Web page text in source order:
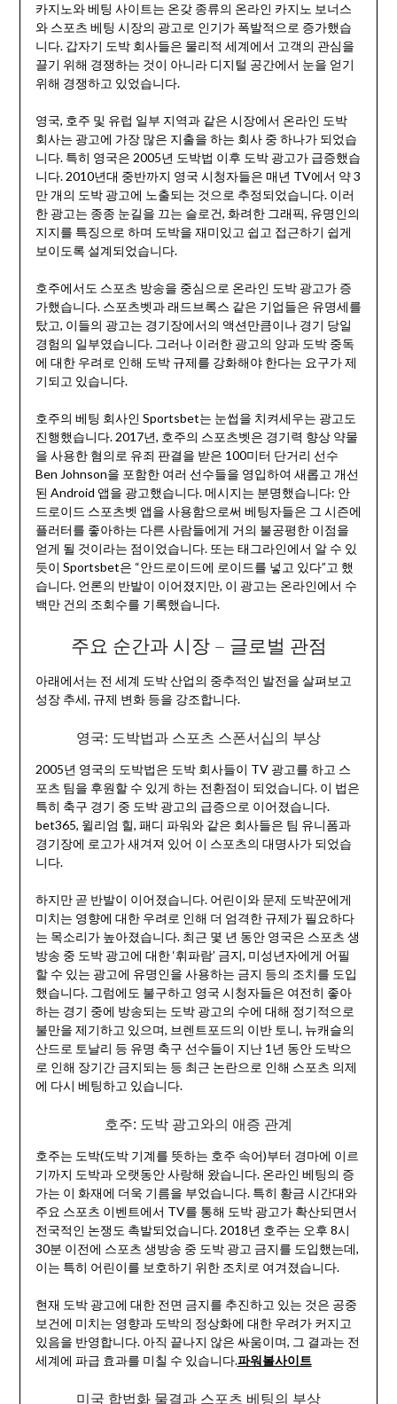
카지노와 베팅 사이트는 온갖 종류의 온라인 카지노 보너스
와 스포츠 베팅 시장의 광고로 인기가 폭발적으로 증가했습
니다. 갑자기 도박 회사들은 물리적 세계에서 고객의 관심을
끌기 위해 경쟁하는 것이 아니라 디지털 공간에서 눈을 얻기
위해 경쟁하고 있었습니다.
영국, 호주 및 유럽 일부 지역과 같은 시장에서 온라인 도박
회사는 광고에 가장 많은 지출을 하는 회사 중 하나가 되었습
니다. 특히 영국은 2005년 도박법 이후 도박 광고가 급증했습
니다. 2010년대 중반까지 영국 시청자들은 매년 TV에서 약 3
만 개의 도박 광고에 노출되는 것으로 추정되었습니다. 이러
한 광고는 종종 눈길을 끄는 슬로건, 화려한 그래픽, 유명인의
지지를 특징으로 하며 도박을 재미있고 쉽고 접근하기 쉽게
보이도록 설계되었습니다.
호주에서도 스포츠 방송을 중심으로 온라인 도박 광고가 증
가했습니다. 스포츠벳과 래드브록스 같은 기업들은 유명세를
탔고, 이들의 광고는 경기장에서의 액션만큼이나 경기 당일
경험의 일부였습니다. 그러나 이러한 광고의 양과 도박 중독
에 대한 우려로 인해 도박 규제를 강화해야 한다는 요구가 제
기되고 있습니다.
호주의 베팅 회사인 Sportsbet는 눈썹을 치켜세우는 광고도
진행했습니다. 2017년, 호주의 스포츠벳은 경기력 향상 약물
을 사용한 혐의로 유죄 판결을 받은 100미터 단거리 선수
Ben Johnson을 포함한 여러 선수들을 영입하여 새롭고 개선
된 Android 앱을 광고했습니다. 메시지는 분명했습니다: 안
드로이드 스포츠벳 앱을 사용함으로써 베팅자들은 그 시즌에
플러터를 좋아하는 다른 사람들에게 거의 불공평한 이점을
얻게 될 것이라는 점이었습니다. 또는 태그라인에서 알 수 있
듯이 Sportsbet은 “안드로이드에 로이드를 넣고 있다”고 했
습니다. 언론의 반발이 이어졌지만, 이 광고는 온라인에서 수
백만 건의 조회수를 기록했습니다.
주요 순간과 시장 – 글로벌 관점
아래에서는 전 세계 도박 산업의 중추적인 발전을 살펴보고
성장 추세, 규제 변화 등을 강조합니다.
영국: 도박법과 스포츠 스폰서십의 부상
2005년 영국의 도박법은 도박 회사들이 TV 광고를 하고 스
포츠 팀을 후원할 수 있게 하는 전환점이 되었습니다. 이 법은
특히 축구 경기 중 도박 광고의 급증으로 이어졌습니다.
bet365, 윌리엄 힐, 패디 파워와 같은 회사들은 팀 유니폼과
경기장에 로고가 새겨져 있어 이 스포츠의 대명사가 되었습
니다.
하지만 곧 반발이 이어졌습니다. 어린이와 문제 도박꾼에게
미치는 영향에 대한 우려로 인해 더 엄격한 규제가 필요하다
는 목소리가 높아졌습니다. 최근 몇 년 동안 영국은 스포츠 생
방송 중 도박 광고에 대한 ‘휘파람’ 금지, 미성년자에게 어필
할 수 있는 광고에 유명인을 사용하는 금지 등의 조치를 도입
했습니다. 그럼에도 불구하고 영국 시청자들은 여전히 좋아
하는 경기 중에 방송되는 도박 광고의 수에 대해 정기적으로
불만을 제기하고 있으며, 브렌트포드의 이반 토니, 뉴캐슬의
산드로 토날리 등 유명 축구 선수들이 지난 1년 동안 도박으
로 인해 장기간 금지되는 등 최근 논란으로 인해 스포츠 의제
에 다시 베팅하고 있습니다.
호주: 도박 광고와의 애증 관계
호주는 도박(도박 기계를 뜻하는 호주 속어)부터 경마에 이르
기까지 도박과 오랫동안 사랑해 왔습니다. 온라인 베팅의 증
가는 이 화재에 더욱 기름을 부었습니다. 특히 황금 시간대와
주요 스포츠 이벤트에서 TV를 통해 도박 광고가 확산되면서
전국적인 논쟁도 촉발되었습니다. 2018년 호주는 오후 8시
30분 이전에 스포츠 생방송 중 도박 광고 금지를 도입했는데,
이는 특히 어린이를 보호하기 위한 조치로 여겨졌습니다.
현재 도박 광고에 대한 전면 금지를 추진하고 있는 것은 공중
보건에 미치는 영향과 도박의 정상화에 대한 우려가 커지고
있음을 반영합니다. 아직 끝나지 않은 싸움이며, 그 결과는 전
세계에 파급 효과를 미칠 수 있습니다.파워볼사이트
미국 합법화 물결과 스포츠 베팅의 부상